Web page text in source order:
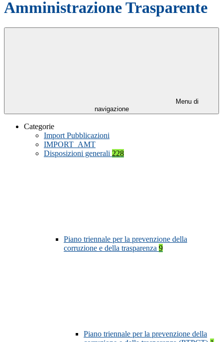
Amministrazione Trasparente
Menu di
navigazione
Categorie
Import Pubblicazioni
IMPORT_AMT
Disposizioni generali 228
Piano triennale per la prevenzione della
corruzione e della trasparenza 9
Piano triennale per la prevenzione della